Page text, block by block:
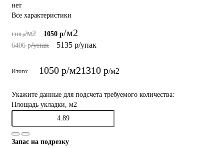
нет
Все характеристики
1310 р/м2 1050 р/м2
6406 р/упак 5135 р/упак
Итого: 1050 р/м21310 р/м2
Укажите данные для подсчета требуемого количества:
Площадь укладки, м2
Запас на подрезку